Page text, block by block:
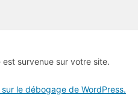
survenue sur votre site.
le débogage de WordPress.